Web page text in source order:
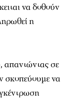
να δοθούν
η
απαντώντας σε
σκοπεύουμε να